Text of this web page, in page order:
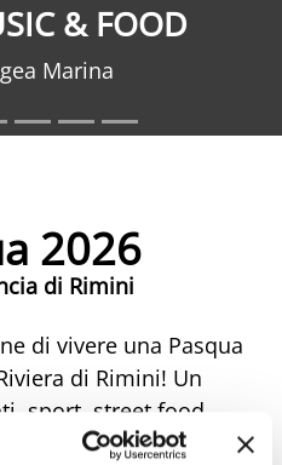
& FOOD
Marina
2026
di Rimini
di vivere una Pasqua
di Rimini! Un
sport, street food,
Scopri tutte le